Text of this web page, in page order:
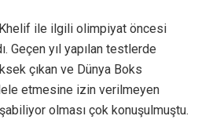
ile ilgili olimpiyat öncesi
Geçen yıl yapılan testlerde
çıkan ve Dünya Boks
etmesine izin verilmeyen
olması çok konuşulmuştu.